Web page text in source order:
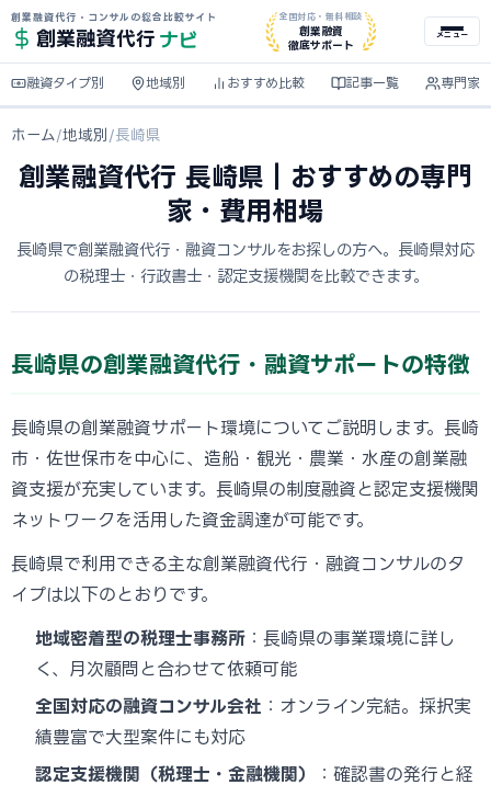
創業融資代行・コンサルの総合比較サイト
創業融資代行 ナビ
全国対応・無料相談
創業融資
徹底サポート
メニュー
融資タイプ別 地域別 おすすめ比較 記事一覧 専門家
ホーム /地域別 /長崎県
創業融資代行 長崎県｜おすすめの専門
家・費用相場
長崎県で創業融資代行・融資コンサルをお探しの方へ。長崎県対応
の税理士・行政書士・認定支援機関を比較できます。
長崎県の創業融資代行・融資サポートの特徴
長崎県の創業融資サポート環境についてご説明します。長崎
市・佐世保市を中心に、造船・観光・農業・水産の創業融
資支援が充実しています。長崎県の制度融資と認定支援機関
ネットワークを活用した資金調達が可能です。
長崎県で利用できる主な創業融資代行・融資コンサルのタ
イプは以下のとおりです。
地域密着型の税理士事務所 ：長崎県の事業環境に詳し
く、月次顧問と合わせて依頼可能
全国対応の融資コンサル会社 ：オンライン完結。採択実
績豊富で大型案件にも対応
認定支援機関（税理士・金融機関）
：確認書の発行と経